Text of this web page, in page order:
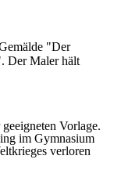
"Der
Der Maler hält
Vorlage.
im Gymnasium
verloren